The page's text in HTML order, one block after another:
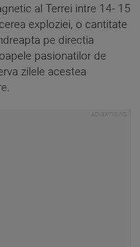
al Terrei intre 14- 15
exploziei, o cantitate
pe directia
pasionatilor de
zilele acestea